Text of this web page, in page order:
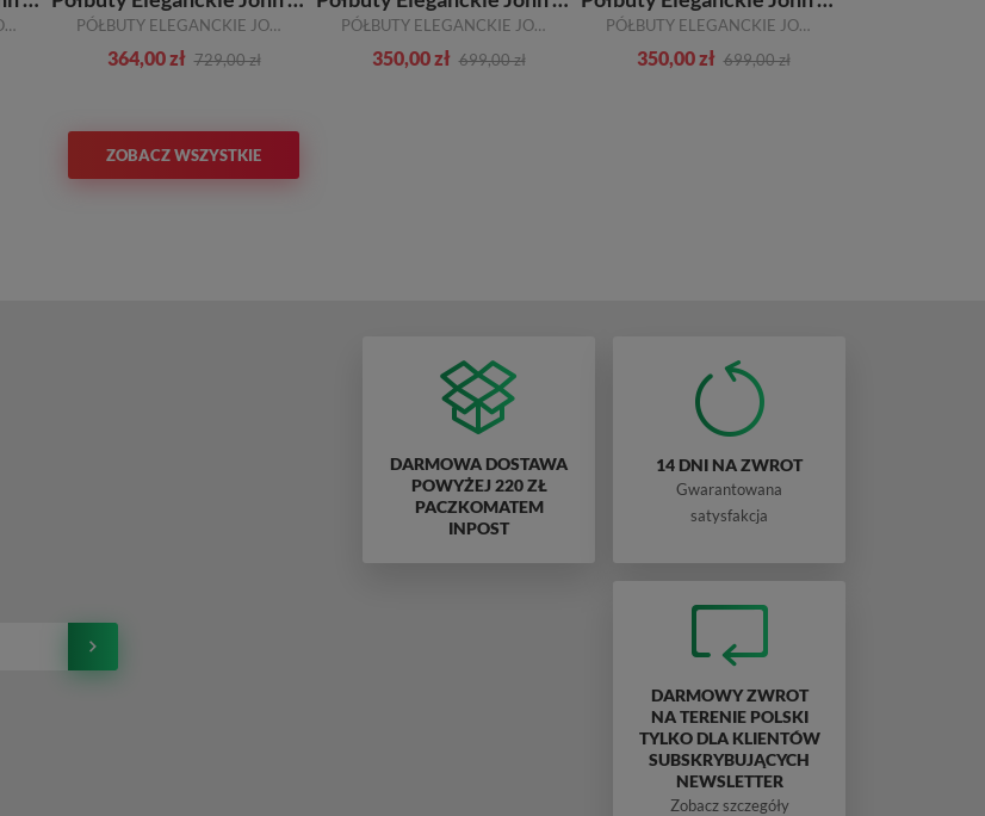
PÓŁBUTY ELEGANCKIE JOHN DOUBARE T218-153-A01 BLACK SKÓRA NATURALNA PÓŁBUTY ELEGANCKIE JOHN DOUBARE QA526-C6-C104 BLUE SKÓRA NATURALNA
364,00 zł 729,00 zł
PÓŁBUTY ELEGANCKIE JOHN DOUBARE A288-B23-WX18 KHAKI SKÓRA NATURALNA
350,00 zł 699,00 zł
PÓŁBUTY ELEGANCKIE JOHN DOUBARE T256-242-A407 WINE SKÓRA NATURALNA
350,00 zł 699,00 zł
ZOBACZ WSZYSTKIE
DARMOWA DOSTAWA
POWYŻEJ 220 ZŁ
PACZKOMATEM
INPOST
14 DNI NA ZWROT
Gwarantowana
satysfakcja
DARMOWY ZWROT
NA TERENIE POLSKI
TYLKO DLA KLIENTÓW
SUBSKRYBUJĄCYCH
NEWSLETTER
Zobacz szczegóły